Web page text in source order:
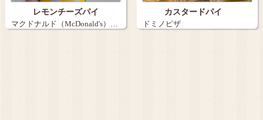
レモンチーズパイ
マクドナルド（McDonald's）…
カスタードパイ
ドミノピザ